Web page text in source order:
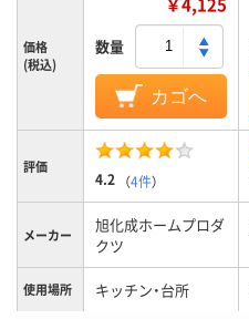
価格
(税込)
数量
カゴへ
評価
4.2 （4件）
メーカー
旭化成ホームプロダ
クツ
使用場所 キッチン・台所